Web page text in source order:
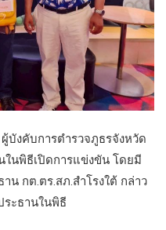
บังคับการตำรวจภูธรจังหวัด
ในพิธีเปิดการแข่งขัน โดยมี
น กต.ตร.สภ.สำโรงใต้ กล่าว
ระธานในพิธี